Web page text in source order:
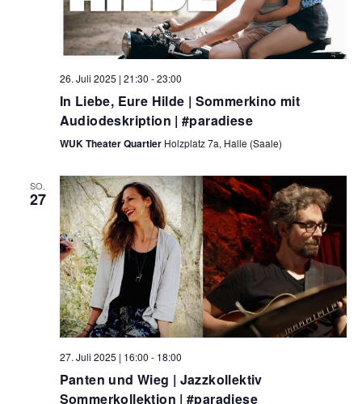
26. Juli 2025 | 21:30 -23:00
In Liebe, Eure Hilde | Sommerkino mit
Audiodeskription | #paradiese
WUK Theater Quartier Holzplatz 7a, Halle (Saale)
SO.
27
27. Juli 2025 | 16:00 - 18:00
Panten und Wieg | Jazzkollektiv
Sommerkollektion | #paradiese